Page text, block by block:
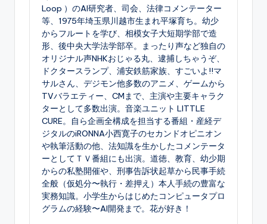
Loop ）のAI研究者、司会、法律コメンテーター
等、1975年埼玉県川越市生まれ平塚育ち。幼少
からフルートを学び、相模女子大短期学部で造
形、後中央大学法学部卒。まったり声など独自の
オリジナル声NHKおじゃる丸、逮捕しちゃうぞ、
ドクタースランプ、浦安鉄筋家族、すごいよ!!マ
サルさん、デジモン他多数のアニメ、ゲームから
TVバラエティー、CMまで、主演や主要キャラク
ターとして多数出演。音楽ユニット LITTLE
CURE。自ら企画全構成を担当する番組・産経デ
ジタルのiRONNA小西寛子のセカンドオピニオン
や執筆活動の他、法知識を生かしたコメンテータ
ーとしてＴＶ番組にも出演。道徳、教育、幼少期
からの私塾開催や、刑事告訴状起草から民事手続
全般（仮処分〜執行・差押え）本人手続の豊富な
実務知識。小学生からはじめたコンピュータプロ
グラムの経験〜AI開発まで。花が好き！